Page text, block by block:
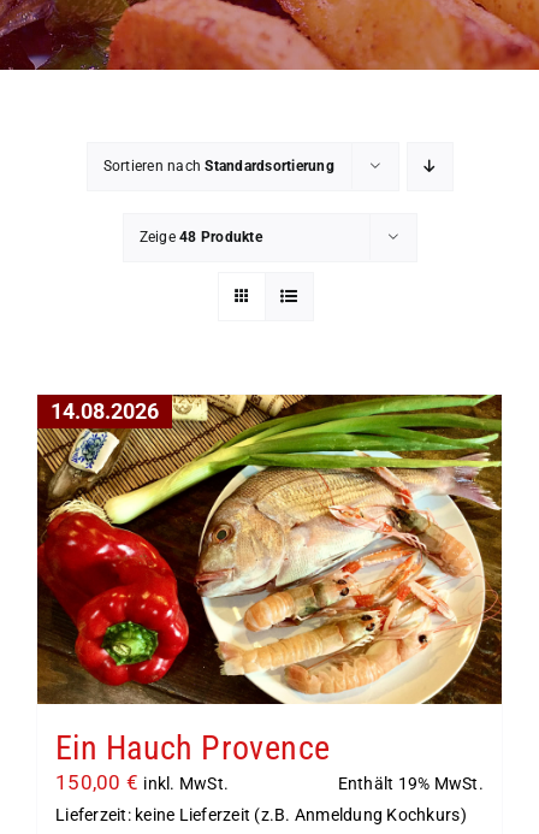
Mein Konto
Sortieren nachStandardsortierung
Zeige48 Produkte
14.08.2026
Ein Hauch Provence
150,00 € inkl. MwSt.
Enthält 19% MwSt.
Lieferzeit: keine Lieferzeit (z.B. Anmeldung Kochkurs)